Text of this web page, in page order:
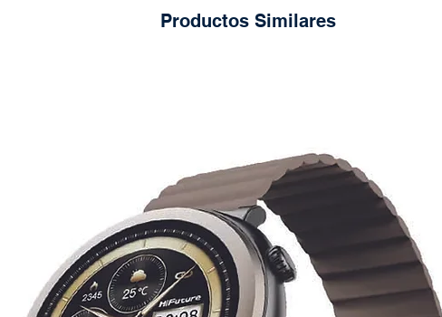
Productos Similares